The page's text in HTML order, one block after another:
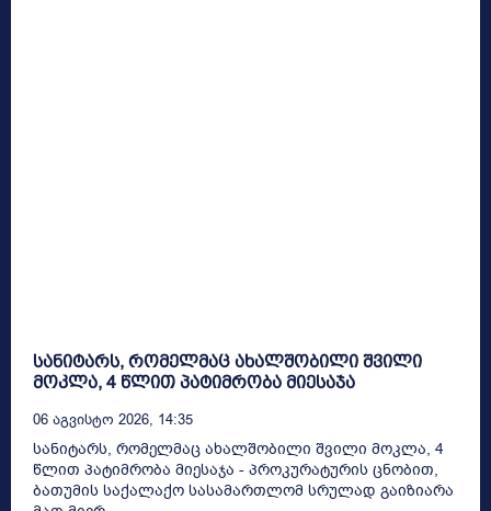
სანიტარს, რომელმაც ახალშობილი შვილი
მოკლა, 4 წლით პატიმრობა მიესაჯა
06 Აგვისტო 2026, 14:35
სანიტარს, რომელმაც ახალშობილი შვილი მოკლა, 4
წლით პატიმრობა მიესაჯა - პროკურატურის ცნობით,
ბათუმის საქალაქო სასამართლომ სრულად გაიზიარა